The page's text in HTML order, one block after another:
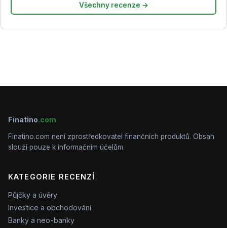
Všechny recenze →
Finatino.com
Finatino.com není zprostředkovatel finančních produktů. Obsah
slouží pouze k informačním účelům.
KATEGORIE RECENZÍ
Půjčky a úvěry
Investice a obchodování
Banky a neo-banky